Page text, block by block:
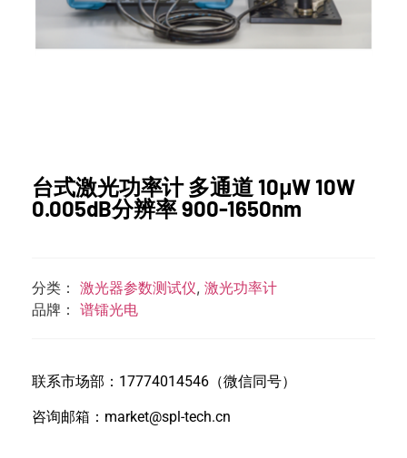
台式激光功率计 多通道 10μW 10W
0.005dB分辨率 900-1650nm
分类： 激光器参数测试仪, 激光功率计
品牌： 谱镭光电
联系市场部：17774014546（微信同号）
咨询邮箱：market@spl-tech.cn